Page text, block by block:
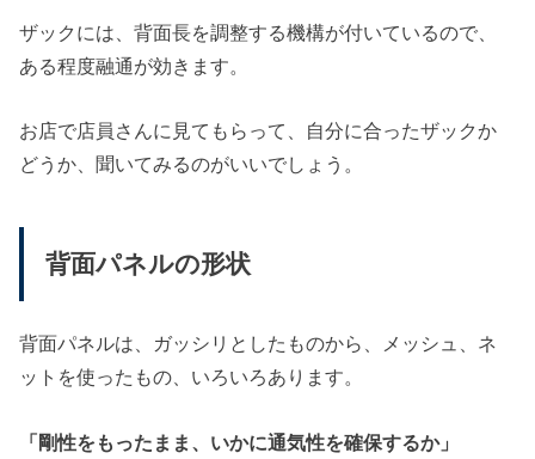
ザックには、背面長を調整する機構が付いているので、
ある程度融通が効きます。
お店で店員さんに見てもらって、自分に合ったザックか
どうか、聞いてみるのがいいでしょう。
背面パネルの形状
背面パネルは、ガッシリとしたものから、メッシュ、ネ
ットを使ったもの、いろいろあります。
「剛性をもったまま、いかに通気性を確保するか」